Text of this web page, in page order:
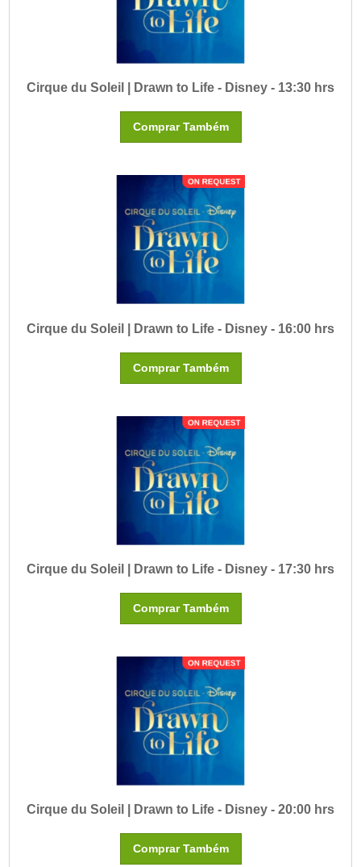
Cirque du Soleil | Drawn to Life - Disney - 13:30 hrs
Comprar Também
Cirque du Soleil | Drawn to Life - Disney - 16:00 hrs
Comprar Também
Cirque du Soleil | Drawn to Life - Disney - 17:30 hrs
Comprar Também
Cirque du Soleil | Drawn to Life - Disney - 20:00 hrs
Comprar Também